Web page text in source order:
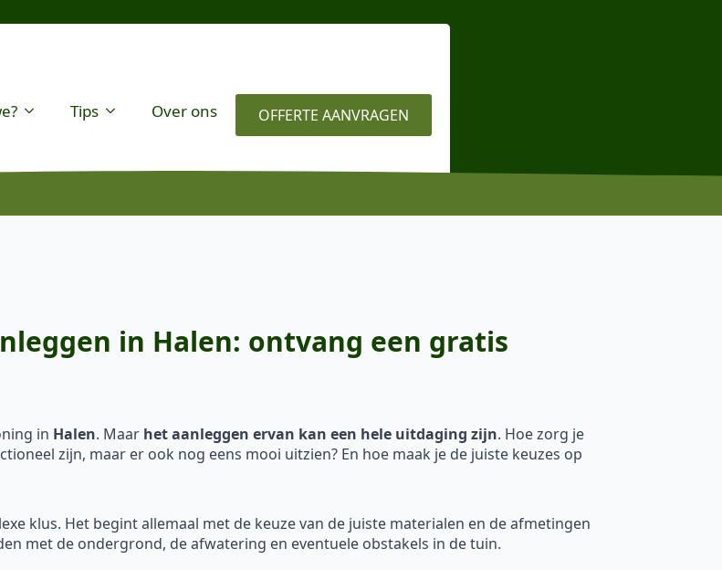
Tips Over ons OFFERTE AANVRAGEN
in Halen: ontvang een gratis
in Halen. Maar het aanleggen ervan kan een hele uitdaging zijn. Hoe zorg je
zijn, maar er ook nog eens mooi uitzien? En hoe maak je de juiste keuzes op
klus. Het begint allemaal met de keuze van de juiste materialen en de afmetingen
met de ondergrond, de afwatering en eventuele obstakels in de tuin.